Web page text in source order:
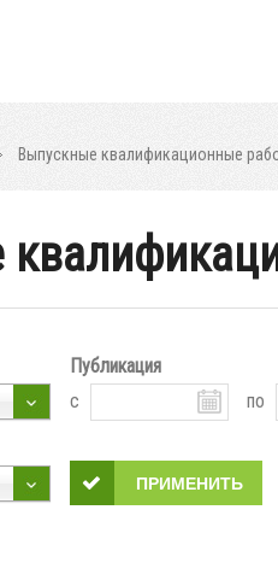
Выпускные квалификационные
Публикация
с
по